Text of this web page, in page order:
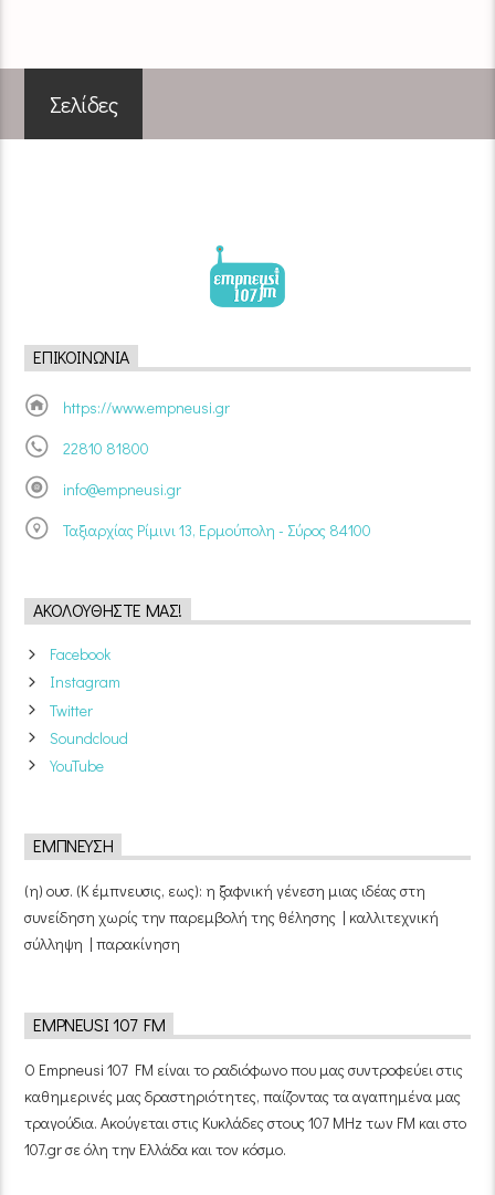
Σελίδες
ΕΠΙΚΟΙΝΩΝΊΑ
https://www.empneusi.gr
22810 81800
info@empneusi.gr
Ταξιαρχίας Ρίμινι 13, Ερμούπολη - Σύρος 84100
ΑΚΟΛΟΥΘΉΣΤΕ ΜΑΣ!
Facebook
Instagram
Twitter
Soundcloud
YouTube
ΈΜΠΝΕΥΣΗ
(η) ουσ. (Κ έμπνευσις, εως): η ξαφνική γένεση μιας ιδέας στη
συνείδηση χωρίς την παρεμβολή της θέλησης | καλλιτεχνική
σύλληψη | παρακίνηση
EMPNEUSI 107 FM
Ο Empneusi 107 FM είναι το ραδιόφωνο που μας συντροφεύει στις
καθημερινές μας δραστηριότητες, παίζοντας τα αγαπημένα μας
τραγούδια. Ακούγεται στις Κυκλάδες στους 107 MHz των FM και στο
107.gr σε όλη την Ελλάδα και τον κόσμο.